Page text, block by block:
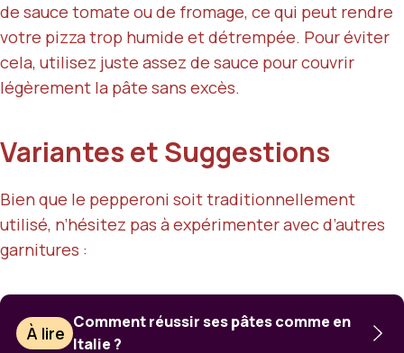
de sauce tomate ou de fromage, ce qui peut rendre
votre pizza trop humide et détrempée. Pour éviter
cela, utilisez juste assez de sauce pour couvrir
légèrement la pâte sans excès.
Variantes et Suggestions
Bien que le pepperoni soit traditionnellement
utilisé, n’hésitez pas à expérimenter avec d’autres
garnitures :
À lire
Comment réussir ses pâtes comme en
Italie ?